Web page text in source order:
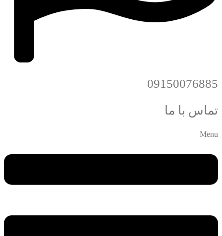
09150076885
تماس با ما
Menu